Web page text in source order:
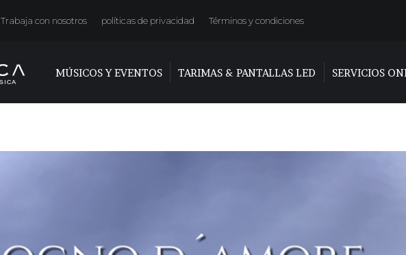
Trabaja con nosotros políticas de privacidad Términos y condiciones
MÚSICOS Y EVENTOS TARIMAS & PANTALLAS LED SERVICIOS